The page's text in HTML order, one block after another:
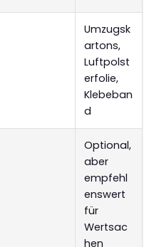
Umzugsk
artons,
Luftpolst
erfolie,
Klebeban
d
Optional,
aber
empfehl
enswert
für
Wertsac
hen